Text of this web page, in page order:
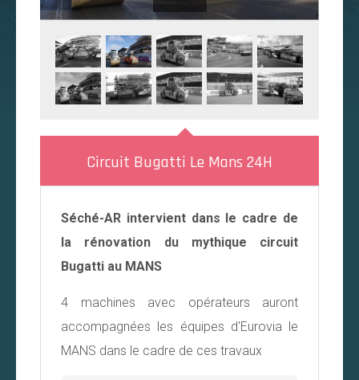
Circuit Bugatti Le Mans 24H
Séché-AR intervient dans le cadre de
la rénovation du mythique circuit
Bugatti au MANS
4 machines avec opérateurs auront
accompagnées les équipes d'Eurovia le
MANS dans le cadre de ces travaux